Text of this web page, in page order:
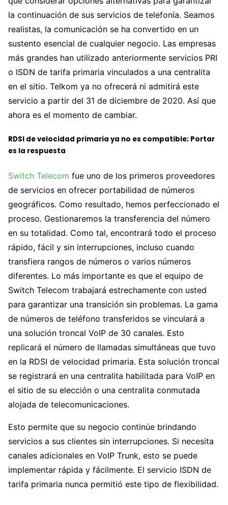
la continuación de sus servicios de telefonía. Seamos
realistas, la comunicación se ha convertido en un
sustento esencial de cualquier negocio. Las empresas
más grandes han utilizado anteriormente servicios PRI
o ISDN de tarifa primaria vinculados a una centralita
en el sitio. Telkom ya no ofrecerá ni admitirá este
servicio a partir del 31 de diciembre de 2020. Así que
ahora es el momento de cambiar.
RDSI de velocidad primaria ya no es compatible; Portar
es la respuesta
Switch Telecom fue uno de los primeros proveedores
de servicios en ofrecer portabilidad de números
geográficos. Como resultado, hemos perfeccionado el
proceso. Gestionaremos la transferencia del número
en su totalidad. Como tal, encontrará todo el proceso
rápido, fácil y sin interrupciones, incluso cuando
transfiera rangos de números o varios números
diferentes. Lo más importante es que el equipo de
Switch Telecom trabajará estrechamente con usted
para garantizar una transición sin problemas. La gama
de números de teléfono transferidos se vinculará a
una solución troncal VoIP de 30 canales. Esto
replicará el número de llamadas simultáneas que tuvo
en la RDSI de velocidad primaria. Esta solución troncal
se registrará en una centralita habilitada para VoIP en
el sitio de su elección o una centralita conmutada
alojada de telecomunicaciones.
Esto permite que su negocio continúe brindando
servicios a sus clientes sin interrupciones. Si necesita
canales adicionales en VoIP Trunk, esto se puede
implementar rápida y fácilmente. El servicio ISDN de
tarifa primaria nunca permitió este tipo de flexibilidad.